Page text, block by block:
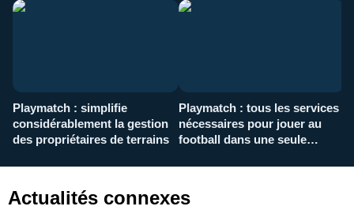
Playmatch : simplifie
considérablement la gestion
des propriétaires de terrains
Playmatch : tous les services
nécessaires pour jouer au
football dans une seule
Actualités connexes